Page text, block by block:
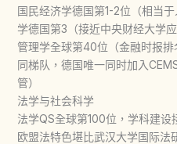
国民经济学德国第1-2位（相当
学德国第3（接近中央财经大学应
管理学全球第40位（金融时报
同梯队，德国唯一同时加入
管）
法学与社会科学
法学QS全球第100位，学科建
欧盟法特色堪比武汉大学国际法